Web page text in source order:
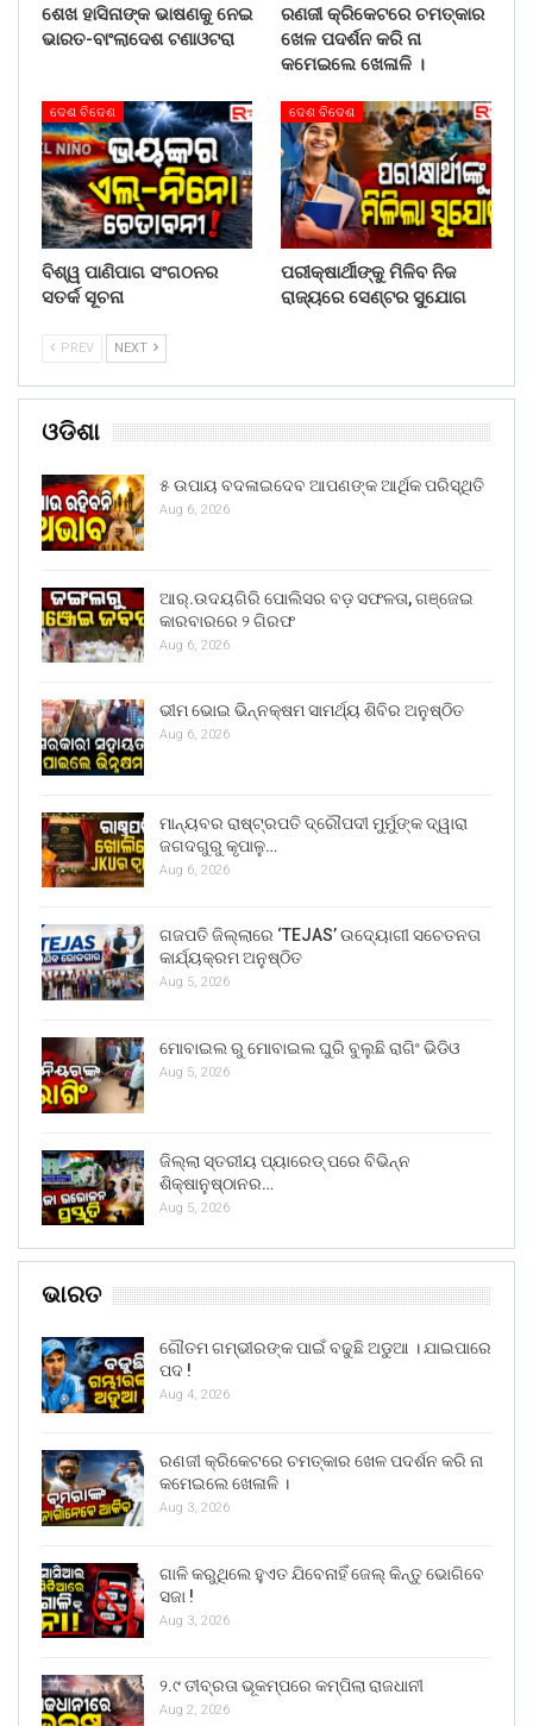
ଶେଖ ହାସିନାଙ୍କ ଭାଷଣକୁ ନେଇ
ଭାରତ-ବାଂଲାଦେଶ ଟଣାଓଟରା
ରଣଜୀ କ୍ରିକେଟରେ ଚମତ୍କାର
ଖେଳ ପଦର୍ଶନ କରି ନା
କମେଇଲେ ଖେଳାଳି ।
ଦେଶ ବିଦେଶ
ବିଶ୍ୱ ପାଣିପାଗ ସଂଗଠନର
ସତର୍କ ସୂଚନା
ଦେଶ ବିଦେଶ
ପରୀକ୍ଷାର୍ଥୀଙ୍କୁ ମିଳିବ ନିଜ
ରାଜ୍ୟରେ ସେଣ୍ଟର ସୁଯୋଗ
PREV NEXT
ଓଡିଶା
୫ ଉପାୟ ବଦଳାଇଦେବ ଆପଣଙ୍କ ଆର୍ଥିକ ପରିସ୍ଥିତି
Aug 6, 2026
ଆର୍.ଉଦୟଗିରି ପୋଲିସର ବଡ଼ ସଫଳତା, ଗଞ୍ଜେଇ
କାରବାରରେ ୨ ଗିରଫ
Aug 6, 2026
ଭୀମ ଭୋଇ ଭିନ୍ନକ୍ଷମ ସାମର୍ଥ୍ୟ ଶିବିର ଅନୁଷ୍ଠିତ
Aug 6, 2026
ମାନ୍ୟବର ରାଷ୍ଟ୍ରପତି ଦ୍ରୌପଦୀ ମୁର୍ମୁଙ୍କ ଦ୍ୱାରା
ଜଗଦଗୁରୁ କୃପାଳୁ…
Aug 6, 2026
ଗଜପତି ଜିଲ୍ଲାରେ ‘TEJAS’ ଉଦ୍ୟୋଗୀ ସଚେତନତା
କାର୍ଯ୍ୟକ୍ରମ ଅନୁଷ୍ଠିତ
Aug 5, 2026
ମୋବାଇଲ ରୁ ମୋବାଇଲ ଘୁରି ବୁଲୁଛି ରାଗିଂ ଭିଡିଓ
Aug 5, 2026
ଜିଲ୍ଲା ସ୍ତରୀୟ ପ୍ୟାରେଡ୍ ପରେ ବିଭିନ୍ନ
ଶିକ୍ଷାନୁଷ୍ଠାନର…
Aug 5, 2026
ଭାରତ
ଗୌତମ ଗମ୍ଭୀରଙ୍କ ପାଇଁ ବଢୁଛି ଅଡୁଆ । ଯାଇପାରେ
ପଦ !
Aug 4, 2026
ରଣଜୀ କ୍ରିକେଟରେ ଚମତ୍କାର ଖେଳ ପଦର୍ଶନ କରି ନା
କମେଇଲେ ଖେଳାଳି ।
Aug 3, 2026
ଗାଳି କରୁଥିଲେ ହୁଏତ ଯିବେନାହିଁ ଜେଲ୍ କିନ୍ତୁ ଭୋଗିବେ
ସଜା !
Aug 3, 2026
୨.୯ ତୀବ୍ରତା ଭୂକମ୍ପରେ କମ୍ପିଲା ରାଜଧାନୀ
Aug 2, 2026